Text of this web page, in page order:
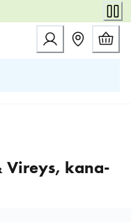
kana-kaura
Vireys, kana-